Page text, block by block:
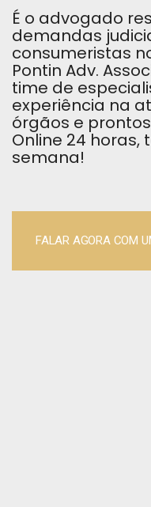
É o advogado
demandas
consumeristas
Pontin Adv.
time de
experiência na
órgãos e
Online 24 horas,
semana!
FALAR AGORA COM